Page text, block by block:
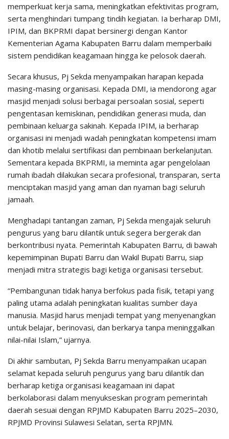
memperkuat kerja sama, meningkatkan efektivitas program,
serta menghindari tumpang tindih kegiatan. Ia berharap DMI,
IPIM, dan BKPRMI dapat bersinergi dengan Kantor
Kementerian Agama Kabupaten Barru dalam memperbaiki
sistem pendidikan keagamaan hingga ke pelosok daerah.
Secara khusus, Pj Sekda menyampaikan harapan kepada
masing-masing organisasi. Kepada DMI, ia mendorong agar
masjid menjadi solusi berbagai persoalan sosial, seperti
pengentasan kemiskinan, pendidikan generasi muda, dan
pembinaan keluarga sakinah. Kepada IPIM, ia berharap
organisasi ini menjadi wadah peningkatan kompetensi imam
dan khotib melalui sertifikasi dan pembinaan berkelanjutan.
Sementara kepada BKPRMI, ia meminta agar pengelolaan
rumah ibadah dilakukan secara profesional, transparan, serta
menciptakan masjid yang aman dan nyaman bagi seluruh
jamaah.
Menghadapi tantangan zaman, Pj Sekda mengajak seluruh
pengurus yang baru dilantik untuk segera bergerak dan
berkontribusi nyata. Pemerintah Kabupaten Barru, di bawah
kepemimpinan Bupati Barru dan Wakil Bupati Barru, siap
menjadi mitra strategis bagi ketiga organisasi tersebut.
“Pembangunan tidak hanya berfokus pada fisik, tetapi yang
paling utama adalah peningkatan kualitas sumber daya
manusia. Masjid harus menjadi tempat yang menyenangkan
untuk belajar, berinovasi, dan berkarya tanpa meninggalkan
nilai-nilai Islam,” ujarnya.
Di akhir sambutan, Pj Sekda Barru menyampaikan ucapan
selamat kepada seluruh pengurus yang baru dilantik dan
berharap ketiga organisasi keagamaan ini dapat
berkolaborasi dalam menyukseskan program pemerintah
daerah sesuai dengan RPJMD Kabupaten Barru 2025–2030,
RPJMD Provinsi Sulawesi Selatan, serta RPJMN.